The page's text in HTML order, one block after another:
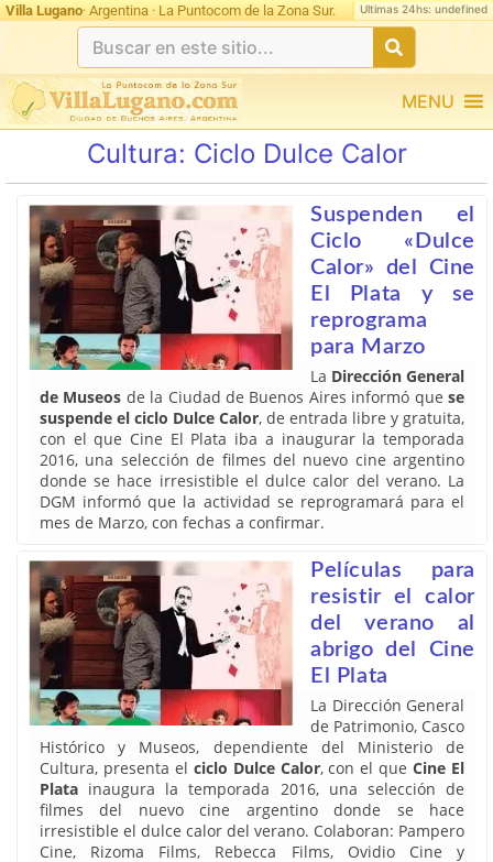
Villa Lugano· Argentina · La Puntocom de la Zona Sur. Ultimas 24hs: undefined
MENU
Cultura: Ciclo Dulce Calor
Suspenden el
Ciclo «Dulce
Calor» del Cine
El Plata y se
reprograma
para Marzo
La Dirección General
de Museos de la Ciudad de Buenos Aires informó quese
suspende el ciclo Dulce Calor, de entrada libre y gratuita,
con el que Cine El Plata iba a inaugurar la temporada
2016, una selección de filmes del nuevo cine argentino
donde se hace irresistible el dulce calor del verano. La
DGM informó que la actividad se reprogramará para el
mes de Marzo, con fechas a confirmar.
Películas para
resistir el calor
del verano al
abrigo del Cine
El Plata
La Dirección General
de Patrimonio, Casco
Histórico y Museos, dependiente del Ministerio de
Cultura, presenta el ciclo Dulce Calor, con el queCine El
Plata inaugura la temporada 2016, una selección de
filmes del nuevo cine argentino donde se hace
irresistible el dulce calor del verano. Colaboran: Pampero
Cine, Rizoma Films, Rebecca Films, Ovidio Cine y